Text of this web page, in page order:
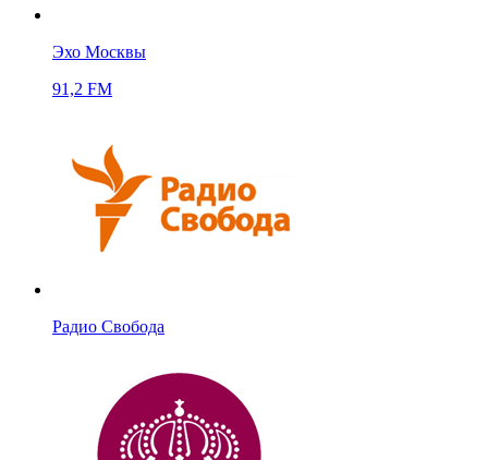
Эхо Москвы
91,2 FM
Радио Свобода